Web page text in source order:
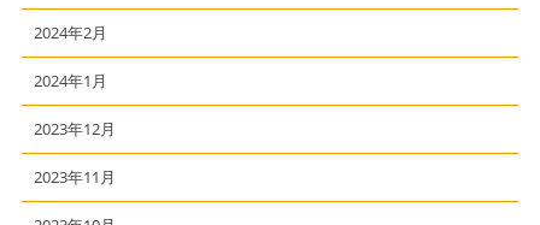
2024年2月
2024年1月
2023年12月
2023年11月